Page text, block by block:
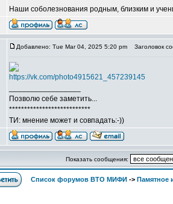
Наши соболезнования родным, близким и
Добавлено: Tue Mar 04, 2025 5:20 pm Заголовок
https://vk.com/photo4915621_457239145
Позволю себе заметить...
***************************
ТИ: мнение может и совпадать:-))
Показать сообщения:
Список форумов ВТО МИФИ -> Памятное